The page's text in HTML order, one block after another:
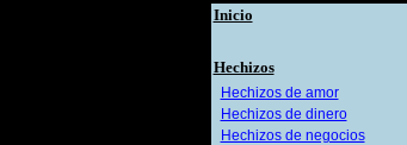
Inicio
Hechizos
Hechizos de amor
Hechizos de dinero
Hechizos de negocios